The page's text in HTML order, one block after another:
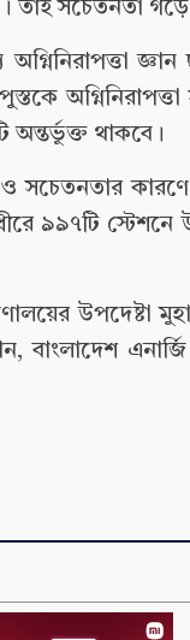
তাই সচেতনতা
অন্তর্ভুক্ত থাকবে।
সচেতনতার
৯৯৭টি স্টেশনে
উপদেষ্টা